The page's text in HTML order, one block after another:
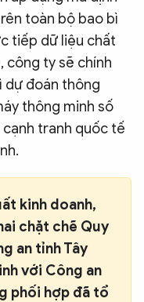
toàn bộ bao bì
tiếp dữ liệu chất
công ty sẽ chính
dự đoán thông
thông minh số
tranh quốc tế
kinh doanh,
chặt chẽ Quy
an tỉnh Tây
với Công an
phối hợp đã tổ